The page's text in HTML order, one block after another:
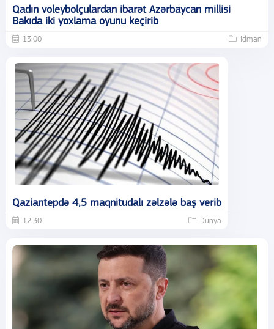
Qadın voleybolçulardan ibarət Azərbaycan millisi
Bakıda iki yoxlama oyunu keçirib
13:00 İdman
Qaziantepdə 4,5 maqnitudalı zəlzələ baş verib
12:30 Dünya